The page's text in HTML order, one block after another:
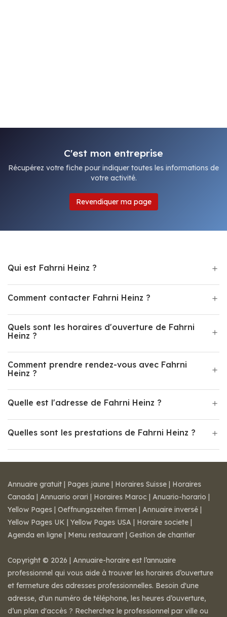
C'est mon entreprise
Récupérez votre fiche pour indiquer toutes les informations de
votre activité.
Revendiquer ma page
Qui est Fahrni Heinz ?
Comment contacter Fahrni Heinz ?
Quels sont les horaires d'ouverture de Fahrni
Heinz ?
Comment prendre rendez-vous avec Fahrni
Heinz ?
Quelle est l'adresse de Fahrni Heinz ?
Quelles sont les prestations de Fahrni Heinz ?
Annuaire gratuit | Pages jaune | Horaires Suisse | Horaires
Canada | Annuario orari | Horaires Maroc | Anuario-horario |
Yellow Pages | Oeffnungszeiten firmen | Annuaire inversé |
Yellow Pages UK | Yellow Pages USA | Horaire societe |
Agenda en ligne | Menu restaurant | Gestion de chantier
Copyright © 2026 | Annuaire-horaire est l’annuaire
professionnel qui vous aide à trouver les horaires d’ouverture
et fermeture des adresses professionnelles. Besoin d'une
adresse, d'un numéro de téléphone, les heures d’ouverture,
d’un plan d'accès ? Recherchez le professionnel par ville ou